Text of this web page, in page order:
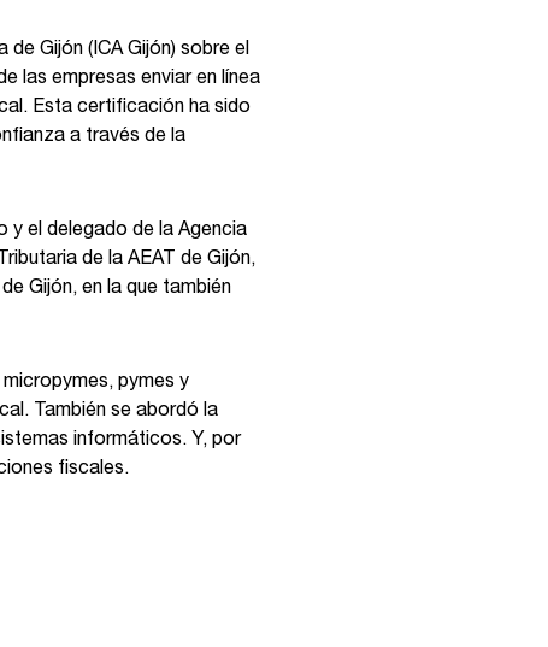
Gijón (ICA Gijón) sobre el
las empresas enviar en línea
Esta certificación ha sido
a través de la
y el delegado de la Agencia
de la AEAT de Gijón,
Gijón, en la que también
pymes y
También se abordó la
informáticos. Y, por
fiscales.